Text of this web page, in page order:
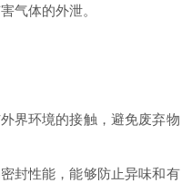
气体的外泄。
环境的接触，避免废弃物
性能，能够防止异味和有